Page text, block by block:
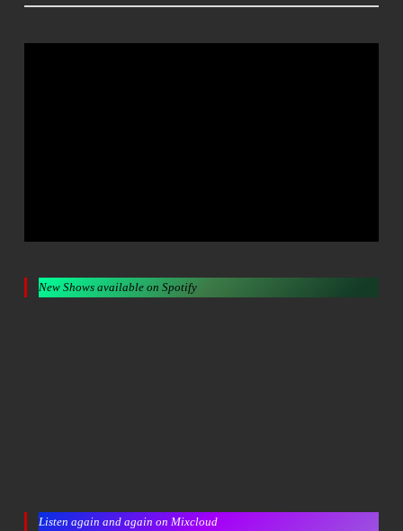
New Shows available on Spotify
Listen again and again on Mixcloud